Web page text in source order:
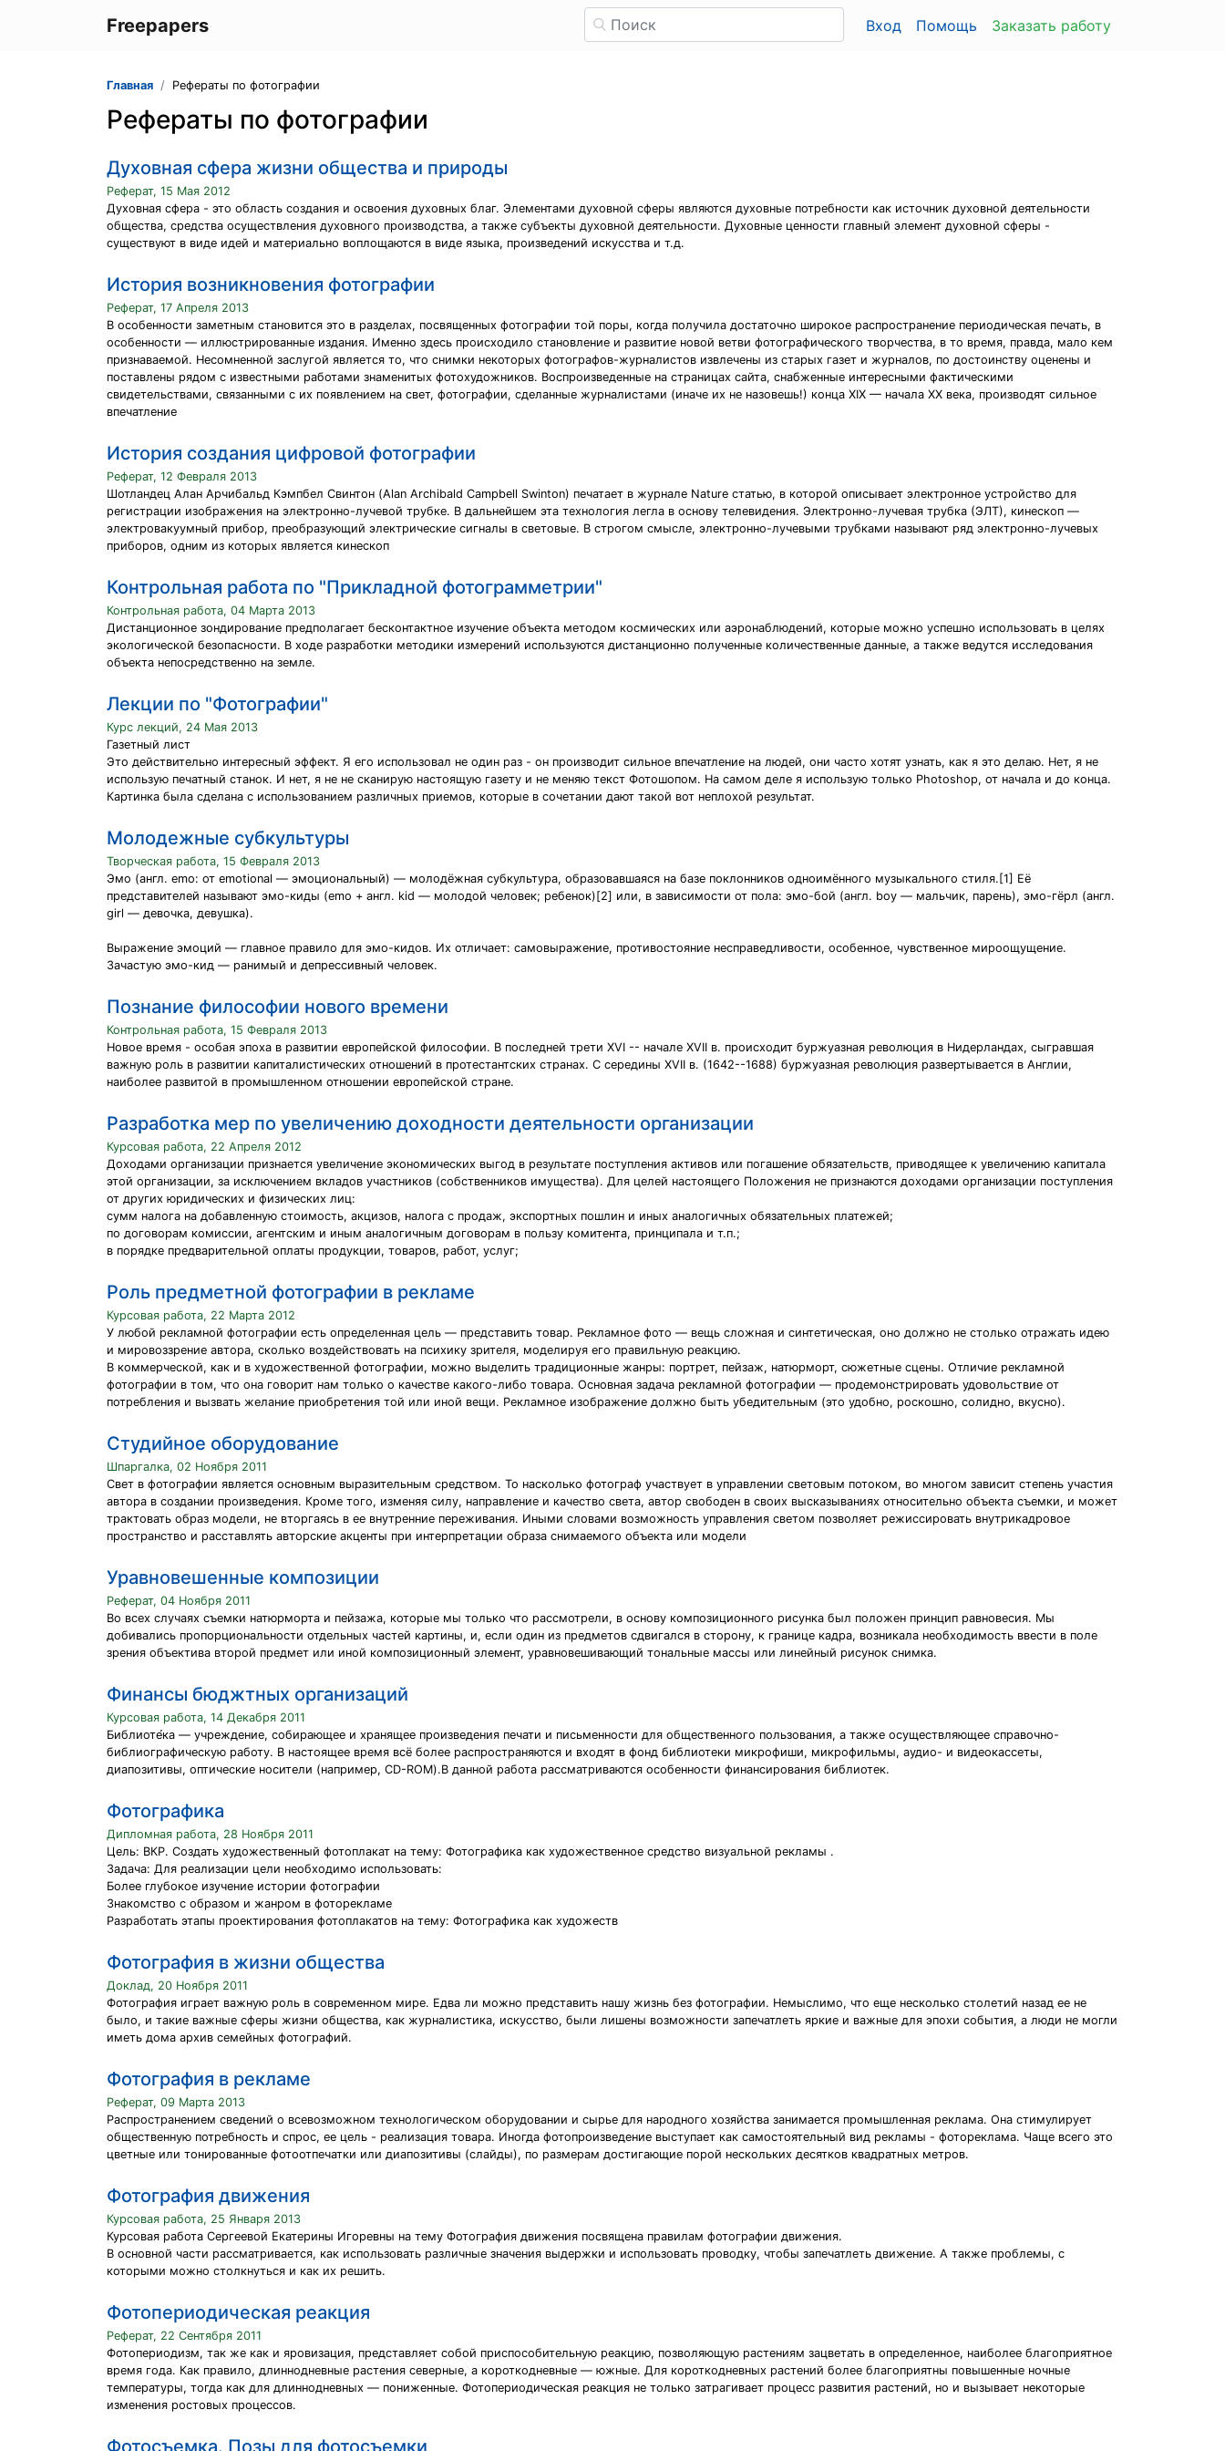
Freepapers Вход Помощь Заказать работу
Главная Рефераты по фотографии
Рефераты по фотографии
Духовная сфера жизни общества и природы
Реферат, 15 Мая 2012
Духовная сфера - это область создания и освоения духовных благ. Элементами духовной сферы являются духовные потребности как источник духовной деятельности
общества, средства осуществления духовного производства, а также субъекты духовной деятельности. Духовные ценности главный элемент духовной сферы -
существуют в виде идей и материально воплощаются в виде языка, произведений искусства и т.д.
История возникновения фотографии
Реферат, 17 Апреля 2013
В особенности заметным становится это в разделах, посвященных фотографии той поры, когда получила достаточно широкое распространение периодическая печать, в
особенности — иллюстрированные издания. Именно здесь происходило становление и развитие новой ветви фотографического творчества, в то время, правда, мало кем
признаваемой. Несомненной заслугой является то, что снимки некоторых фотографов-журналистов извлечены из старых газет и журналов, по достоинству оценены и
поставлены рядом с известными работами знаменитых фотохудожников. Воспроизведенные на страницах сайта, снабженные интересными фактическими
свидетельствами, связанными с их появлением на свет, фотографии, сделанные журналистами (иначе их не назовешь!) конца XIX — начала XX века, производят сильное
впечатление
История создания цифровой фотографии
Реферат, 12 Февраля 2013
Шотландец Алан Арчибальд Кэмпбел Свинтон (Alan Archibald Campbell Swinton) печатает в журнале Nature статью, в которой описывает электронное устройство для
регистрации изображения на электронно-лучевой трубке. В дальнейшем эта технология легла в основу телевидения. Электронно-лучевая трубка (ЭЛТ), кинескоп —
электровакуумный прибор, преобразующий электрические сигналы в световые. В строгом смысле, электронно-лучевыми трубками называют ряд электронно-лучевых
приборов, одним из которых является кинескоп
Контрольная работа по "Прикладной фотограмметрии"
Контрольная работа, 04 Марта 2013
Дистанционное зондирование предполагает бесконтактное изучение объекта методом космических или аэронаблюдений, которые можно успешно использовать в целях
экологической безопасности. В ходе разработки методики измерений используются дистанционно полученные количественные данные, а также ведутся исследования
объекта непосредственно на земле.
Лекции по "Фотографии"
Курс лекций, 24 Мая 2013
Газетный лист
Это действительно интересный эффект. Я его использовал не один раз - он производит сильное впечатление на людей, они часто хотят узнать, как я это делаю. Нет, я не
использую печатный станок. И нет, я не не сканирую настоящую газету и не меняю текст Фотошопом. На самом деле я использую только Photoshop, от начала и до конца.
Картинка была сделана с использованием различных приемов, которые в сочетании дают такой вот неплохой результат.
Молодежные субкультуры
Творческая работа, 15 Февраля 2013
Эмо (англ. emo: от emotional — эмоциональный) — молодёжная субкультура, образовавшаяся на базе поклонников одноимённого музыкального стиля.[1] Её
представителей называют эмо-киды (emo + англ. kid — молодой человек; ребенок)[2] или, в зависимости от пола: эмо-бой (англ. boy — мальчик, парень), эмо-гёрл (англ.
girl — девочка, девушка).
Выражение эмоций — главное правило для эмо-кидов. Их отличает: самовыражение, противостояние несправедливости, особенное, чувственное мироощущение.
Зачастую эмо-кид — ранимый и депрессивный человек.
Познание философии нового времени
Контрольная работа, 15 Февраля 2013
Новое время - особая эпоха в развитии европейской философии. В последней трети XVI -- начале XVII в. происходит буржуазная революция в Нидерландах, сыгравшая
важную роль в развитии капиталистических отношений в протестантских странах. С середины XVII в. (1642--1688) буржуазная революция развертывается в Англии,
наиболее развитой в промышленном отношении европейской стране.
Разработка мер по увеличению доходности деятельности организации
Курсовая работа, 22 Апреля 2012
Доходами организации признается увеличение экономических выгод в результате поступления активов или погашение обязательств, приводящее к увеличению капитала
этой организации, за исключением вкладов участников (собственников имущества). Для целей настоящего Положения не признаются доходами организации поступления
от других юридических и физических лиц:
сумм налога на добавленную стоимость, акцизов, налога с продаж, экспортных пошлин и иных аналогичных обязательных платежей;
по договорам комиссии, агентским и иным аналогичным договорам в пользу комитента, принципала и т.п.;
в порядке предварительной оплаты продукции, товаров, работ, услуг;
Роль предметной фотографии в рекламе
Курсовая работа, 22 Марта 2012
У любой рекламной фотографии есть определенная цель — представить товар. Рекламное фото — вещь сложная и синтетическая, оно должно не столько отражать идею
и мировоззрение автора, сколько воздействовать на психику зрителя, моделируя его правильную реакцию.
В коммерческой, как и в художественной фотографии, можно выделить традиционные жанры: портрет, пейзаж, натюрморт, сюжетные сцены. Отличие рекламной
фотографии в том, что она говорит нам только о качестве какого-либо товара. Основная задача рекламной фотографии — продемонстрировать удовольствие от
потребления и вызвать желание приобретения той или иной вещи. Рекламное изображение должно быть убедительным (это удобно, роскошно, солидно, вкусно).
Студийное оборудование
Шпаргалка, 02 Ноября 2011
Свет в фотографии является основным выразительным средством. То насколько фотограф участвует в управлении световым потоком, во многом зависит степень участия
автора в создании произведения. Кроме того, изменяя силу, направление и качество света, автор свободен в своих высказываниях относительно объекта съемки, и может
трактовать образ модели, не вторгаясь в ее внутренние переживания. Иными словами возможность управления светом позволяет режиссировать внутрикадровое
пространство и расставлять авторские акценты при интерпретации образа снимаемого объекта или модели
Уравновешенные композиции
Реферат, 04 Ноября 2011
Во всех случаях съемки натюрморта и пейзажа, которые мы только что рассмотрели, в основу композиционного рисунка был положен принцип равновесия. Мы
добивались пропорциональности отдельных частей картины, и, если один из предметов сдвигался в сторону, к границе кадра, возникала необходимость ввести в поле
зрения объектива второй предмет или иной композиционный элемент, уравновешивающий тональные массы или линейный рисунок снимка.
Финансы бюджтных организаций
Курсовая работа, 14 Декабря 2011
Библиоте́ка — учреждение, собирающее и хранящее произведения печати и письменности для общественного пользования, а также осуществляющее справочно-
библиографическую работу. В настоящее время всё более распространяются и входят в фонд библиотеки микрофиши, микрофильмы, аудио- и видеокассеты,
диапозитивы, оптические носители (например, CD-ROM).В данной работа рассматриваются особенности финансирования библиотек.
Фотографика
Дипломная работа, 28 Ноября 2011
Цель: ВКР. Создать художественный фотоплакат на тему: Фотографика как художественное средство визуальной рекламы .
Задача: Для реализации цели необходимо использовать:
Более глубокое изучение истории фотографии
Знакомство с образом и жанром в фоторекламе
Разработать этапы проектирования фотоплакатов на тему: Фотографика как художеств
Фотография в жизни общества
Доклад, 20 Ноября 2011
Фотография играет важную роль в современном мире. Едва ли можно представить нашу жизнь без фотографии. Немыслимо, что еще несколько столетий назад ее не
было, и такие важные сферы жизни общества, как журналистика, искусство, были лишены возможности запечатлеть яркие и важные для эпохи события, а люди не могли
иметь дома архив семейных фотографий.
Фотография в рекламе
Реферат, 09 Марта 2013
Распространением сведений о всевозможном технологическом оборудовании и сырье для народного хозяйства занимается промышленная реклама. Она стимулирует
общественную потребность и спрос, ее цель - реализация товара. Иногда фотопроизведение выступает как самостоятельный вид рекламы - фотореклама. Чаще всего это
цветные или тонированные фотоотпечатки или диапозитивы (слайды), по размерам достигающие порой нескольких десятков квадратных метров.
Фотография движения
Курсовая работа, 25 Января 2013
Курсовая работа Сергеевой Екатерины Игоревны на тему Фотография движения посвящена правилам фотографии движения.
В основной части рассматривается, как использовать различные значения выдержки и использовать проводку, чтобы запечатлеть движение. А также проблемы, с
которыми можно столкнуться и как их решить.
Фотопериодическая реакция
Реферат, 22 Сентября 2011
Фотопериодизм, так же как и яровизация, представляет собой приспособительную реакцию, позволяющую растениям зацветать в определенное, наиболее благоприятное
время года. Как правило, длиннодневные растения северные, а короткодневные — южные. Для короткодневных растений более благоприятны повышенные ночные
температуры, тогда как для длиннодневных — пониженные. Фотопериодическая реакция не только затрагивает процесс развития растений, но и вызывает некоторые
изменения ростовых процессов.
Фотосъемка. Позы для фотосъемки